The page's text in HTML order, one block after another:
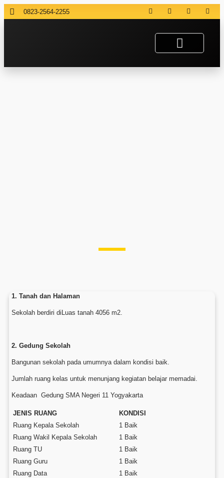
0823-2564-2255
1. Tanah dan Halaman
Sekolah berdiri diLuas tanah 4056 m2.
2. Gedung Sekolah
Bangunan sekolah pada umumnya dalam kondisi baik.
Jumlah ruang kelas untuk menunjang kegiatan belajar memadai.
Keadaan Gedung SMA Negeri 11 Yogyakarta
JENIS RUANG
KONDISI
Ruang Kepala Sekolah
1 Baik
Ruang Wakil Kepala Sekolah
1 Baik
Ruang TU
1 Baik
Ruang Guru
1 Baik
Ruang Data
1 Baik